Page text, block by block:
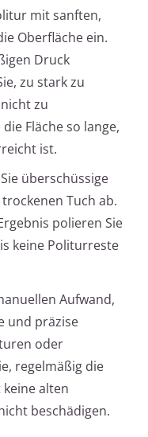
mit sanften,
Oberfläche ein.
Druck
zu stark zu
zu
Fläche so lange,
ist.
überschüssige
Tuch ab.
polieren Sie
keine Politurreste
Aufwand,
und präzise
oder
regelmäßig die
alten
beschädigen.